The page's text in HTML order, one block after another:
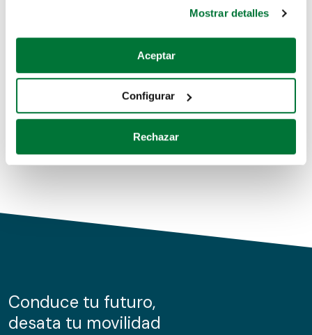
Si lo permite, también quisiéramos:
Recopilar información sobre su ubicación geográfica
Identificar su dispositivo analizándolo activamente
para buscar características específicas (huellas
Obtenga más información sobre cómo se procesan sus
de cookies.
información sobre el uso que haga del sitio web con
nuestros partners de redes sociales, publicidad y análisis
Mostrar detalles
Aceptar
Configurar
Rechazar
Coches de segunda mano
Coches de km0
Conduce tu futuro,
desata tu movilidad